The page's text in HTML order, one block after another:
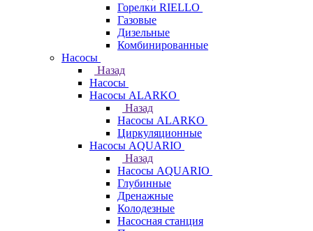
Горелки RIELLO
Газовые
Дизельные
Комбинированные
Насосы
Назад
Насосы
Насосы ALARKO
Назад
Насосы ALARKO
Циркуляционные
Насосы AQUARIO
Назад
Насосы AQUARIO
Глубинные
Дренажные
Колодезные
Насосная станция